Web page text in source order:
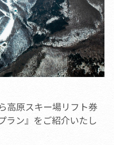
高原スキー場リフト券
ラン』をご紹介いたし